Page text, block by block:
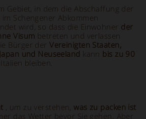
Gebiet, in dem die Abschaffung der
Schengener Abkommen
wird, so dass die Einwohner der
Visum betreten und verlassen
Bürger derVereinigten Staaten,
und Neuseeland kann bis zu 90
bleiben.
, um zu verstehen, was zu packen ist
das Wetter bevor Sie gehen. Aber